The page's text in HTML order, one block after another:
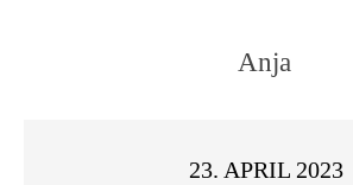
Anja
23. APRIL 2023